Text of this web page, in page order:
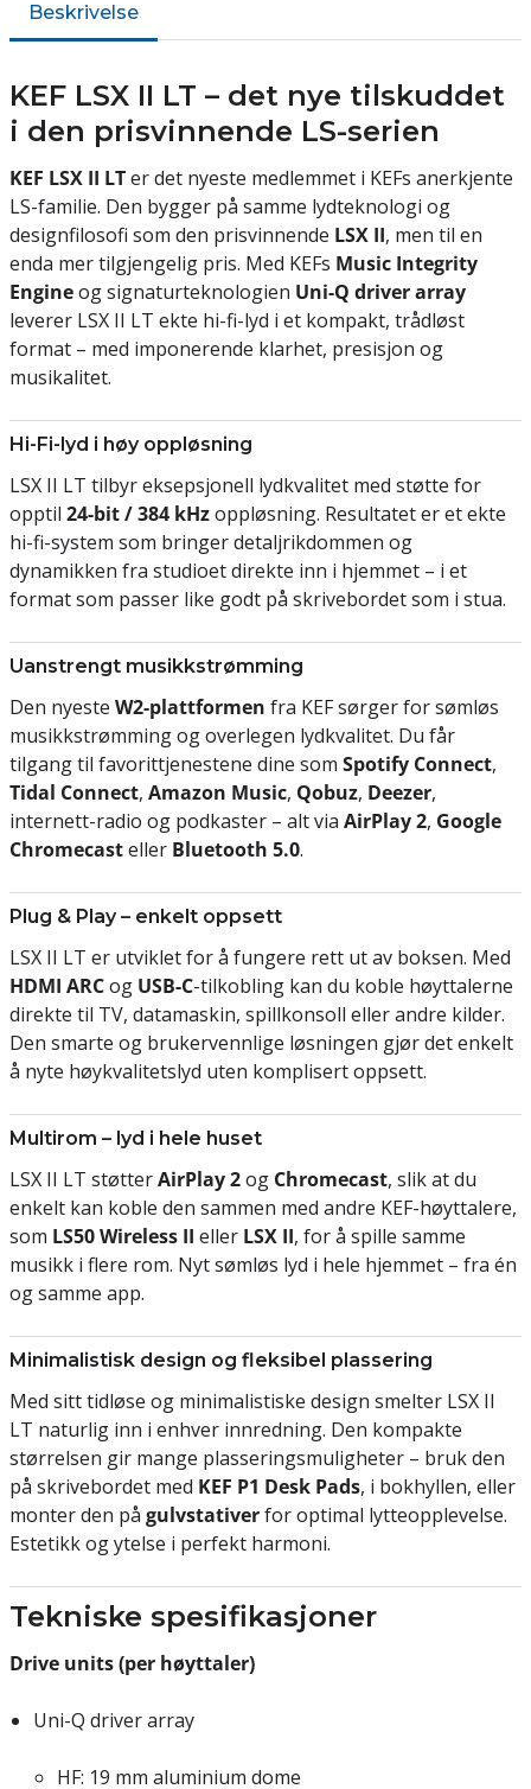
Beskrivelse
KEF LSX II LT – det nye tilskuddet
i den prisvinnende LS-serien
KEF LSX II LTer det nyeste medlemmet i KEFs anerkjente
LS-familie. Den bygger på samme lydteknologi og
designfilosofi som den prisvinnende LSX II, men til en
enda mer tilgjengelig pris. Med KEFs Music Integrity
Engineog signaturteknologien Uni-Q driver array
leverer LSX II LT ekte hi-fi-lyd i et kompakt, trådløst
format – med imponerende klarhet, presisjon og
musikalitet.
Hi-Fi-lyd i høy oppløsning
LSX II LT tilbyr eksepsjonell lydkvalitet med støtte for
opptil 24-bit / 384 kHzoppløsning. Resultatet er et ekte
hi-fi-system som bringer detaljrikdommen og
dynamikken fra studioet direkte inn i hjemmet – i et
format som passer like godt på skrivebordet som i stua.
Uanstrengt musikkstrømming
Den nyeste W2-plattformen fra KEF sørger for sømløs
musikkstrømming og overlegen lydkvalitet. Du får
tilgang til favorittjenestene dine som Spotify Connect,
Tidal Connect, Amazon Music, Qobuz, Deezer,
internett-radio og podkaster – alt via AirPlay 2, Google
Chromecasteller Bluetooth 5.0.
Plug & Play – enkelt oppsett
LSX II LT er utviklet for å fungere rett ut av boksen. Med
HDMI ARCog USB-C-tilkobling kan du koble høyttalerne
direkte til TV, datamaskin, spillkonsoll eller andre kilder.
Den smarte og brukervennlige løsningen gjør det enkelt
å nyte høykvalitetslyd uten komplisert oppsett.
Multirom – lyd i hele huset
LSX II LT støtterAirPlay 2og Chromecast, slik at du
enkelt kan koble den sammen med andre KEF-høyttalere,
som LS50 Wireless II eller LSX II, for å spille samme
musikk i flere rom. Nyt sømløs lyd i hele hjemmet – fra én
og samme app.
Minimalistisk design og fleksibel plassering
Med sitt tidløse og minimalistiske design smelter LSX II
LT naturlig inn i enhver innredning. Den kompakte
størrelsen gir mange plasseringsmuligheter – bruk den
på skrivebordet med KEF P1 Desk Pads, i bokhyllen, eller
monter den på gulvstativerfor optimal lytteopplevelse.
Estetikk og ytelse i perfekt harmoni.
Tekniske spesifikasjoner
Drive units (per høyttaler)
Uni-Q driver array
HF: 19 mm aluminium dome